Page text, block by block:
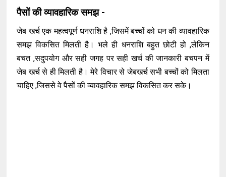
पैसों की व्यावहारिक समझ -
जेब खर्च एक महत्वपूर्ण धनराशि है ,जिसमें बच्चों को धन की व्यावहारिक
समझ विकसित मिलती है। भले ही धनराशि बहुत छोटी हो ,लेकिन
बचत ,सदुपयोग और सही जगह पर सही खर्च की जानकारी बचपन में
जेब खर्च से ही मिलती है। मेरे विचार से जेबखर्च सभी बच्चों को मिलता
चाहिए ,जिससे वे पैसों की व्यावहारिक समझ विकसित कर सके।